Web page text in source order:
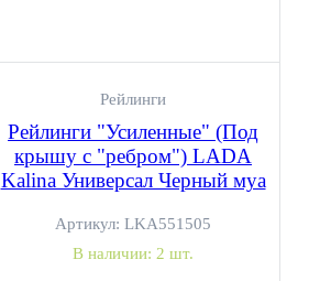
Рейлинги
Рейлинги "Усиленные" (Под
крышу с "ребром") LADA
Kalina Универсал Черный муа
Артикул: LKA551505
В наличии: 2 шт.